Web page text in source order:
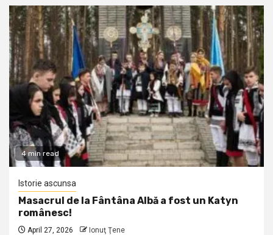
4 min read
Istorie ascunsa
Masacrul de la Fântâna Albă a fost un Katyn
românesc!
April 27, 2026 Ionuţ Ţene